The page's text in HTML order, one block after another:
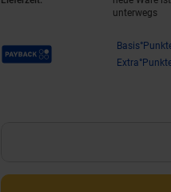
unterwegs
Payback Punkte